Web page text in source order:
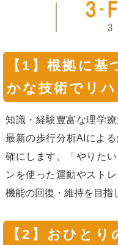
【1】根拠に
かな技術でリ
知識・経験豊富な理学
最新の歩行分析AIによ
確にします。「やりた
ンを使った運動やスト
機能の回復・維持を目指
【2】おひと